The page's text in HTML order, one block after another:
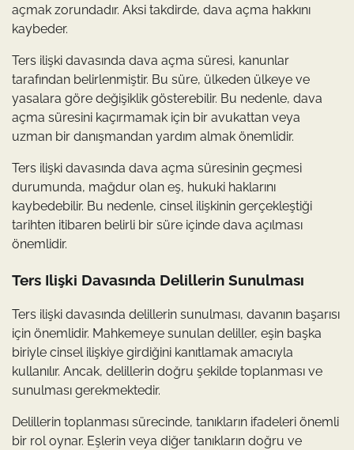
açmak zorundadır. Aksi takdirde, dava açma hakkını
kaybeder.
Ters ilişki davasında dava açma süresi, kanunlar
tarafından belirlenmiştir. Bu süre, ülkeden ülkeye ve
yasalara göre değişiklik gösterebilir. Bu nedenle, dava
açma süresini kaçırmamak için bir avukattan veya
uzman bir danışmandan yardım almak önemlidir.
Ters ilişki davasında dava açma süresinin geçmesi
durumunda, mağdur olan eş, hukuki haklarını
kaybedebilir. Bu nedenle, cinsel ilişkinin gerçekleştiği
tarihten itibaren belirli bir süre içinde dava açılması
önemlidir.
Ters Ilişki Davasında Delillerin Sunulması
Ters ilişki davasında delillerin sunulması, davanın başarısı
için önemlidir. Mahkemeye sunulan deliller, eşin başka
biriyle cinsel ilişkiye girdiğini kanıtlamak amacıyla
kullanılır. Ancak, delillerin doğru şekilde toplanması ve
sunulması gerekmektedir.
Delillerin toplanması sürecinde, tanıkların ifadeleri önemli
bir rol oynar. Eşlerin veya diğer tanıkların doğru ve